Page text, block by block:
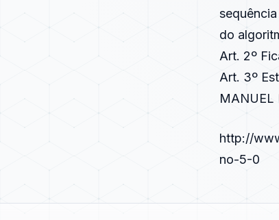
do
Art. 2º
Art. 3º
MANUEL
http://
no-5-0